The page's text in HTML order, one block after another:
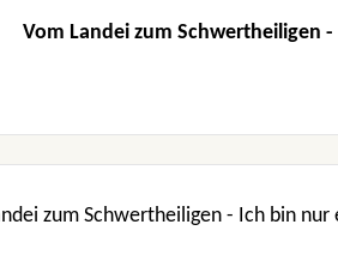
Vom Landei zum Schwertheiligen